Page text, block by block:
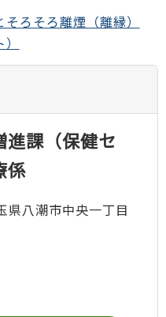
そろそろ離煙（離縁）
課（保健セ
係
八潮市中央一丁目